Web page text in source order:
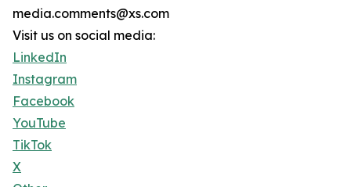
media.comments@xs.com
Visit us on social media:
LinkedIn
Instagram
Facebook
YouTube
TikTok
X